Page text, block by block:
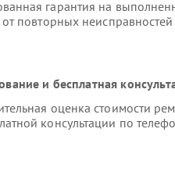
гарантия на
повторных неисправностей
и бесплатная
оценка стоимости
консультации по